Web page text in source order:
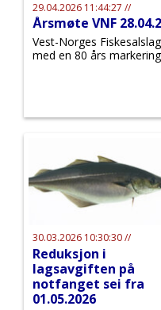
29.04.2026 11:44:27 //
Årsmøte VNF
Vest-Norges
med en 80 års
30.03.2026 10:30:30 //
Reduksjon i
lagsavgiften på
notfanget sei fra
01.05.2026